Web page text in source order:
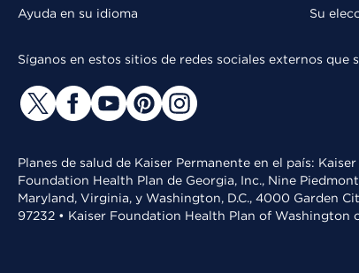
Ayuda en su idioma Su
Síganos en estos sitios de redes sociales externos que
Planes de salud de Kaiser Permanente en el país:
Foundation Health Plan de Georgia, Inc., Nine
Maryland, Virginia, y Washington, D.C., 4000 Garden
97232 • Kaiser Foundation Health Plan of Washington